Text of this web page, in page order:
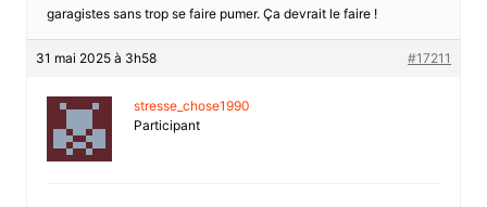
garagistes sans trop se faire pumer. Ça devrait le faire !
31 mai 2025 à 3h58 #17211
stresse_chose1990
Participant